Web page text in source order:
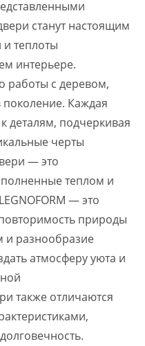
станут настоящим
теплоты
интерьере.
работы с деревом,
Каждая
деталям, подчеркивая
черты
— это
теплом и
— это
природы
и разнообразие
атмосферу уюта и
также отличаются